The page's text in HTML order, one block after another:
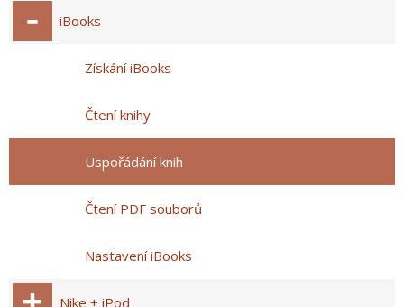
iBooks
Získání iBooks
Čtení knihy
Uspořádání knih
Čtení PDF souborů
Nastavení iBooks
Nike + iPod